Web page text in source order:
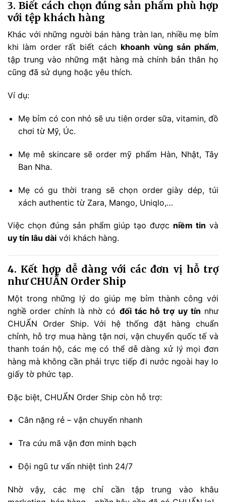
3. Biết cách chọn đúng sản phẩm phù hợp
với tệp khách hàng
Khác với những người bán hàng tràn lan, nhiều mẹ bỉm
khi làm order rất biết cách khoanh vùng sản phẩm,
tập trung vào những mặt hàng mà chính bản thân họ
cũng đã sử dụng hoặc yêu thích.
Ví dụ:
Mẹ bỉm có con nhỏ sẽ ưu tiên order sữa, vitamin, đồ
chơi từ Mỹ, Úc.
Mẹ mê skincare sẽ order mỹ phẩm Hàn, Nhật, Tây
Ban Nha.
Mẹ có gu thời trang sẽ chọn order giày dép, túi
xách authentic từ Zara, Mango, Uniqlo,…
Việc chọn đúng sản phẩm giúp tạo được niềm tin và
uy tín lâu dài với khách hàng.
4. Kết hợp dễ dàng với các đơn vị hỗ trợ
như CHUẨN Order Ship
Một trong những lý do giúp mẹ bỉm thành công với
nghề order chính là nhờ có đối tác hỗ trợ uy tín như
CHUẨN Order Ship. Với hệ thống đặt hàng chuẩn
chỉnh, hỗ trợ mua hàng tận nơi, vận chuyển quốc tế và
thanh toán hộ, các mẹ có thể dễ dàng xử lý mọi đơn
hàng mà không cần phải trực tiếp đi nước ngoài hay lo
giấy tờ phức tạp.
Đặc biệt, CHUẨN Order Ship còn hỗ trợ:
Cân nặng rẻ – vận chuyển nhanh
Tra cứu mã vận đơn minh bạch
Đội ngũ tư vấn nhiệt tình 24/7
Nhờ vậy, các mẹ chỉ cần tập trung vào khâu